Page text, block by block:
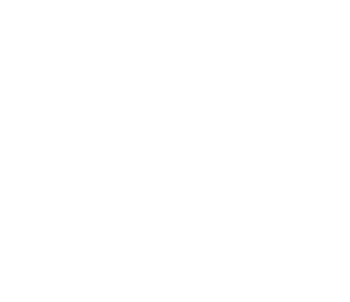
a terasa s lehátky a slunečníky zdarma.